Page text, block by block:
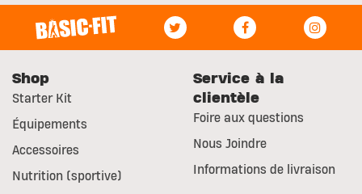
Shop
Starter Kit
Équipements
Accessoires
Nutrition (sportive)
Service à la
clientèle
Foire aux questions
Nous Joindre
Informations de livraison